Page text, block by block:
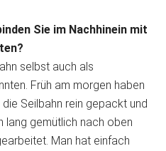
Sie im Nachhinein mit
selbst auch als
Früh am morgen haben
Seilbahn rein gepackt und
lang gemütlich nach oben
Man hat einfach